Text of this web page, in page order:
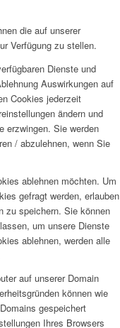
die auf unserer
Verfügung zu stellen.
Dienste und
Auswirkungen auf
Cookies jederzeit
ändern und
erzwingen. Sie werden
/ abzulehnen, wenn Sie
ablehnen möchten. Um
gefragt werden, erlauben
zu speichern. Sie können
um unsere Dienste
ablehnen, werden alle
auf unserer Domain
können wie
gespeichert
Ihres Browsers